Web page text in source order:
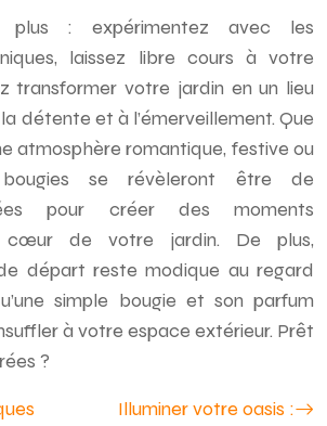
plus : expérimentez avec les
laissez libre cours à votre
transformer votre jardin en un lieu
détente et à l’émerveillement. Que
atmosphère romantique, festive ou
se révèleront être de
pour créer des moments
cœur de votre jardin. De plus,
de départ reste modique au regard
simple bougie et son parfum
à votre espace extérieur. Prêt
?
Illuminer votre oasis :